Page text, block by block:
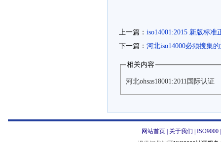
上一篇： iso14001:2015 新版标准
下一篇： 河北iso14000必须搜集
相关内容
河北ohsas18001:2011国际认证
网站首页| 关于我们 ISO9000